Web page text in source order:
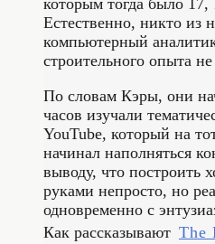
Естественно, никто из
компьютерный
строительного опыта
По словам Кэры, они
часов изучали
YouTube, который на
начинал наполняться
выводу, что построить
руками непросто, но
одновременно с
Как рассказывают The